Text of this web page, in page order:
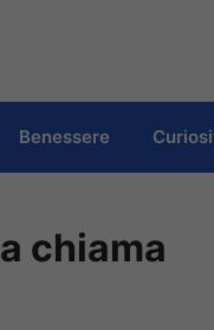
Benessere
chiama